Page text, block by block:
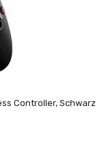
Controller, Schwarz